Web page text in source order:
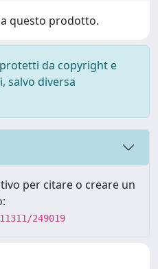
questo prodotto.
da copyright e
salvo diversa
per citare o creare un
249019